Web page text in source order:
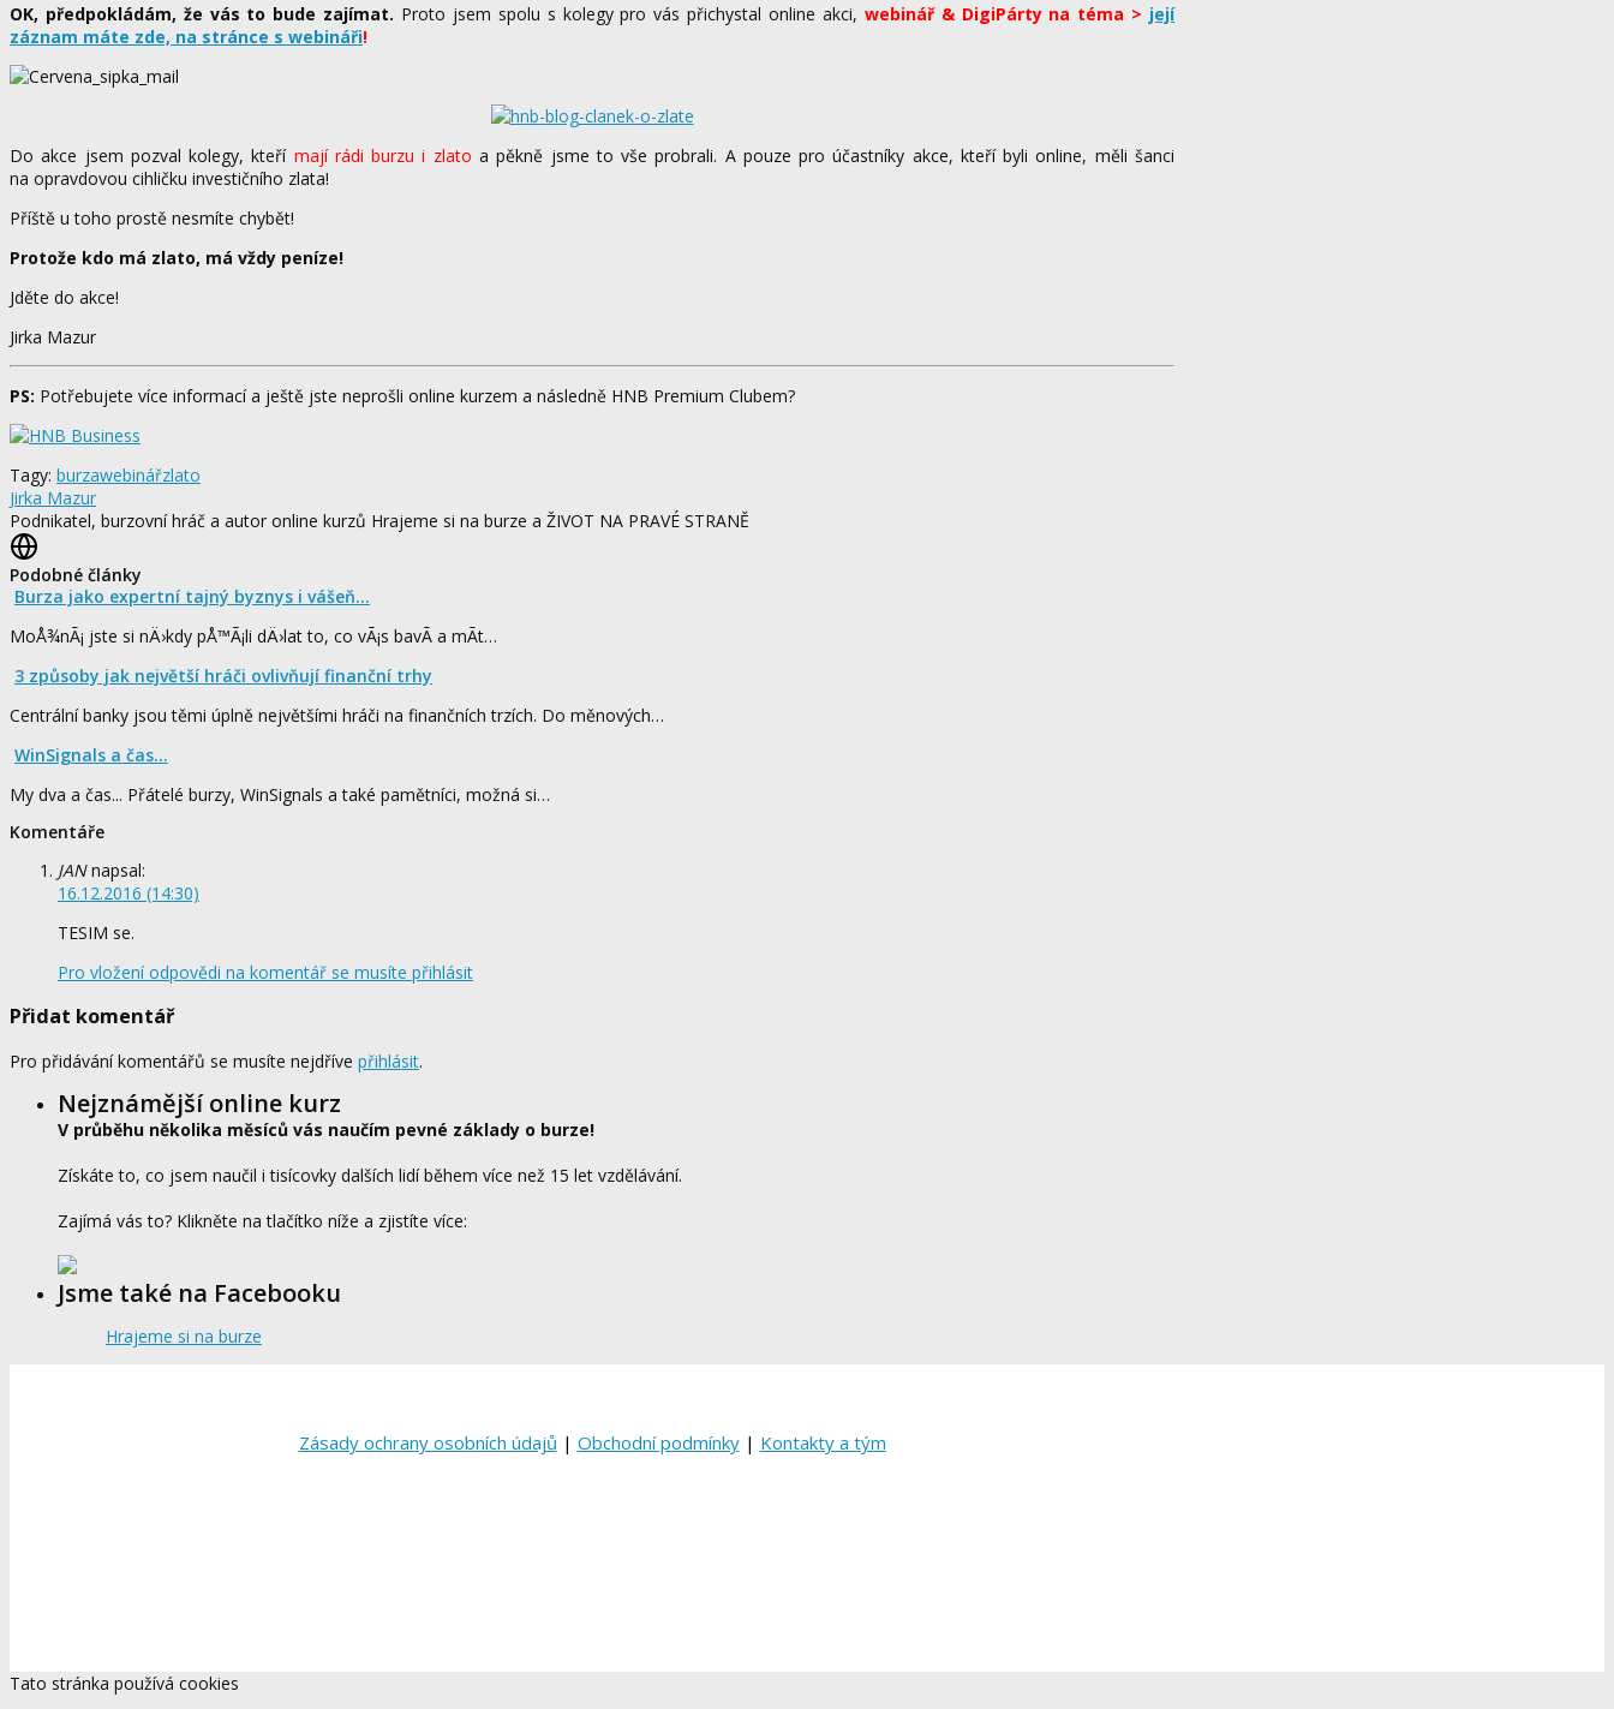
OK, předpokládám, že vás to bude zajímat. Proto jsem spolu s kolegy pro vás přichystal online akci, webinář & DigiPárty na téma > její
záznam máte zde, na stránce s webináři!
Do akce jsem pozval kolegy, kteří mají rádi burzu i zlato a pěkně jsme to vše probrali. A pouze pro účastníky akce, kteří byli online, měli šanci
na opravdovou cihličku investičního zlata!
Příště u toho prostě nesmíte chybět!
Protože kdo má zlato, má vždy peníze!
Jděte do akce!
Jirka Mazur
PS: Potřebujete více informací a ještě jste neprošli online kurzem a následně HNB Premium Clubem?
Tagy: burzawebinářzlato
Jirka Mazur
Podnikatel, burzovní hráč a autor online kurzů Hrajeme si na burze a ŽIVOT NA PRAVÉ STRANĚ
Podobné články
Burza jako expertní tajný byznys i vášeň...
MoÅ¾nÃ¡ jste si nÄ›kdy pÅ™Ã¡li dÄ›lat to, co vÃ¡s bavÃ­ a mÃ­t…
3 způsoby jak největší hráči ovlivňují finanční trhy
Centrální banky jsou těmi úplně největšími hráči na finančních trzích. Do měnových…
WinSignals a čas...
My dva a čas... Přátelé burzy, WinSignals a také pamětníci, možná si…
Komentáře
JAN napsal:
16.12.2016 (14:30)
TESIM se.
Pro vložení odpovědi na komentář se musíte přihlásit
Přidat komentář
Pro přidávání komentářů se musíte nejdříve přihlásit.
Nejznámější online kurz
V průběhu několika měsíců vás naučím pevné základy o burze!
Získáte to, co jsem naučil i tisícovky dalších lidí během více než 15 let vzdělávání.
Zajímá vás to? Klikněte na tlačítko níže a zjistíte více:
Jsme také na Facebooku
Hrajeme si na burze
Zásady ochrany osobních údajů | Obchodní podmínky| Kontakty a tým
Tato stránka používá cookies